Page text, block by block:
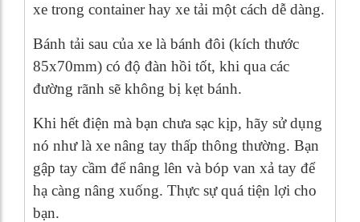
xe trong container hay xe tải một cách dễ dàng.
Bánh tải sau của xe là bánh đôi (kích thước
85x70mm) có độ đàn hồi tốt, khi qua các
đường rãnh sẽ không bị kẹt bánh.
Khi hết điện mà bạn chưa sạc kịp, hãy sử dụng
nó như là xe nâng tay thấp thông thường. Bạn
gập tay cầm để nâng lên và bóp van xả tay để
hạ càng nâng xuống. Thực sự quá tiện lợi cho
bạn.